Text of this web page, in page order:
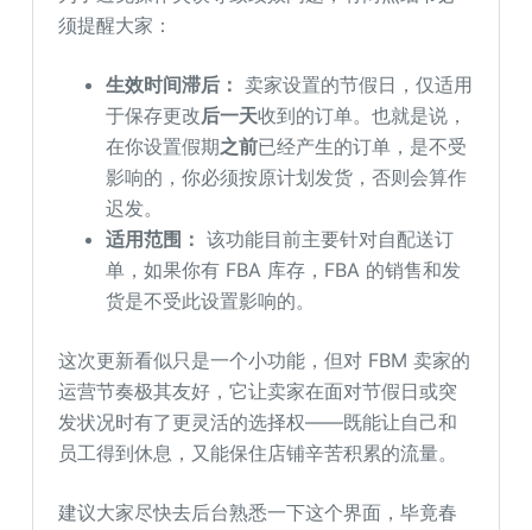
须提醒大家：
生效时间滞后： 卖家设置的节假日，仅适用
于保存更改后一天收到的订单。也就是说，
在你设置假期之前已经产生的订单，是不受
影响的，你必须按原计划发货，否则会算作
迟发。
适用范围： 该功能目前主要针对自配送订
单，如果你有 FBA 库存，FBA 的销售和发
货是不受此设置影响的。
这次更新看似只是一个小功能，但对 FBM 卖家的
运营节奏极其友好，它让卖家在面对节假日或突
发状况时有了更灵活的选择权——既能让自己和
员工得到休息，又能保住店铺辛苦积累的流量。
建议大家尽快去后台熟悉一下这个界面，毕竟春